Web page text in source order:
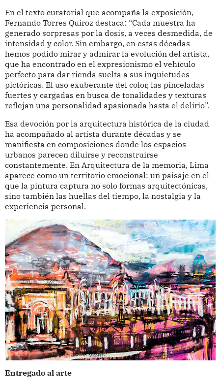
En el texto curatorial que acompaña la exposición,
Fernando Torres Quiroz destaca: “Cada muestra ha
generado sorpresas por la dosis, a veces desmedida, de
intensidad y color. Sin embargo, en estas décadas
hemos podido mirar y admirar la evolución del artista,
que ha encontrado en el expresionismo el vehículo
perfecto para dar rienda suelta a sus inquietudes
pictóricas. El uso exuberante del color, las pinceladas
fuertes y cargadas en busca de tonalidades y texturas
reflejan una personalidad apasionada hasta el delirio”.
Esa devoción por la arquitectura histórica de la ciudad
ha acompañado al artista durante décadas y se
manifiesta en composiciones donde los espacios
urbanos parecen diluirse y reconstruirse
constantemente. En Arquitectura de la memoria, Lima
aparece como un territorio emocional: un paisaje en el
que la pintura captura no solo formas arquitectónicas,
sino también las huellas del tiempo, la nostalgia y la
experiencia personal.
Entregado al arte